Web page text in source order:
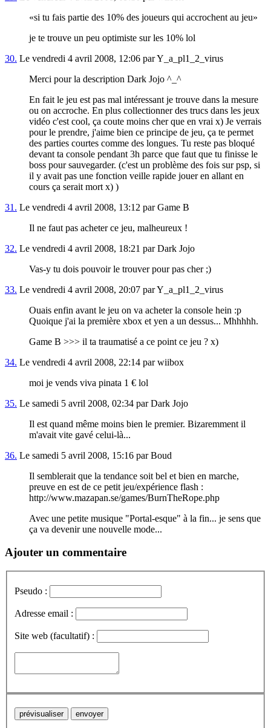
si tu fais partie des 10% des joueurs qui accrochent au jeu
je te trouve un peu optimiste sur les 10% lol
30. Le vendredi 4 avril 2008, 12:06 par Y_a_pl1_2_virus
Merci pour la description Dark Jojo ^_^
En fait le jeu est pas mal intéressant je trouve dans la mesure
ou on accroche. En plus collectionner des trucs dans les jeux
vidéo c'est cool, ça coute moins cher que en vrai x) Je verrais
pour le prendre, j'aime bien ce principe de jeu, ça te permet
des parties courtes comme des longues. Tu reste pas bloqué
devant ta console pendant 3h parce que faut que tu finisse le
boss pour sauvegarder. (c'est un problème des fois sur psp, si
il y avait pas une fonction veille rapide jouer en allant en
cours ça serait mort x) )
31. Le vendredi 4 avril 2008, 13:12 par Game B
Il ne faut pas acheter ce jeu, malheureux !
32. Le vendredi 4 avril 2008, 18:21 par Dark Jojo
Vas-y tu dois pouvoir le trouver pour pas cher ;)
33. Le vendredi 4 avril 2008, 20:07 par Y_a_pl1_2_virus
Ouais enfin avant le jeu on va acheter la console hein :p
Quoique j'ai la première xbox et yen a un dessus... Mhhhhh.
Game B >>> il ta traumatisé a ce point ce jeu ? x)
34. Le vendredi 4 avril 2008, 22:14 par wiibox
moi je vends viva pinata 1 € lol
35. Le samedi 5 avril 2008, 02:34 par Dark Jojo
Il est quand même moins bien le premier. Bizaremment il
m'avait vite gavé celui-là...
36. Le samedi 5 avril 2008, 15:16 par Boud
Il semblerait que la tendance soit bel et bien en marche,
preuve en est de ce petit jeu/expérience flash :
http://www.mazapan.se/games/BurnTheRope.php
Avec une petite musique "Portal-esque" à la fin... je sens que
ça va devenir une nouvelle mode...
Ajouter un commentaire
Pseudo :
Adresse email :
Site web (facultatif) :